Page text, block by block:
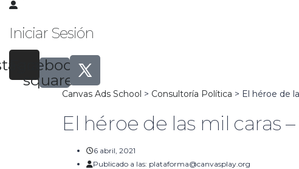
Iniciar Sesión
Facebook-
square
Canvas Ads School > Consultoría Política > El héroe de
El héroe de las mil caras
6 abril, 2021
Publicado a las: plataforma@canvasplay.org